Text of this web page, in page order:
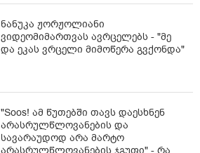
ნანუკა ჟორჟოლიანი
ვიდეომიმართვას ავრცელებს - "მე
და ეკას ვრცელი მიმოწერა გვქონდა"
"Soos! ამ წუთებში თავს დაესხნენ
არასრულწლოვანების და
სავარაუდოდ არა მარტო